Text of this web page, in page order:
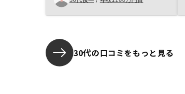
質問に対する回答の根拠が軽い、例
えば35年後に現状の家賃が維持で
建物を参考にしています等
30代の口コミをもっと見る